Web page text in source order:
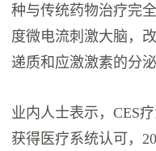
种与传统药物治疗完
度微电流刺激大脑，
递质和应激激素的分
业内人士表示，CES
获得医疗系统认可，